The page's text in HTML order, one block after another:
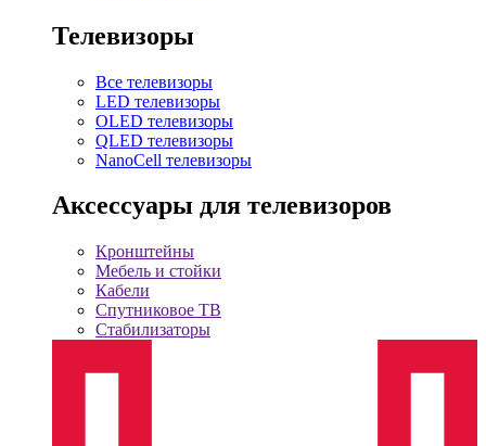
Телевизоры
Все телевизоры
LED телевизоры
OLED телевизоры
QLED телевизоры
NanoCell телевизоры
Аксессуары для телевизоров
Кронштейны
Мебель и стойки
Кабели
Спутниковое ТВ
Стабилизаторы